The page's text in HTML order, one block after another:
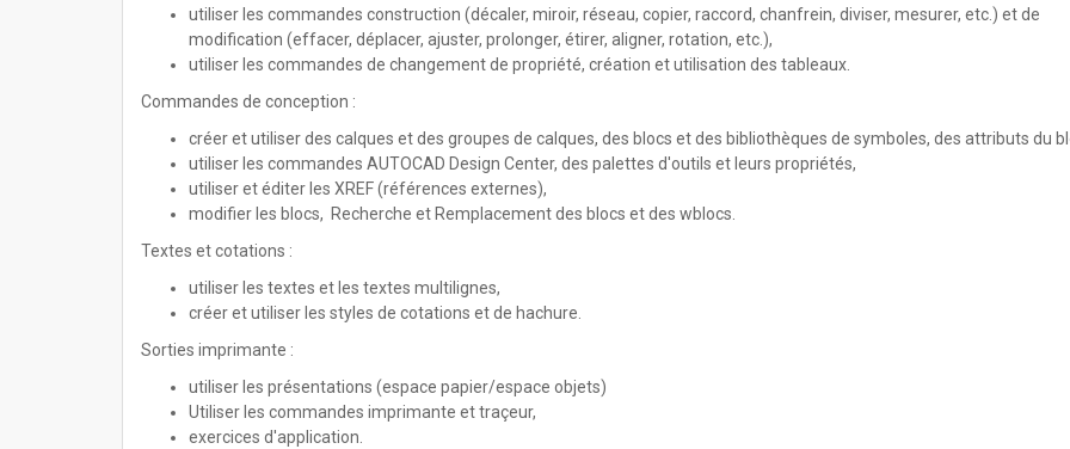
utiliser les commandes construction (décaler, miroir, réseau, copier, raccord, chanfrein, diviser, mesurer, etc.) et de
modification (effacer, déplacer, ajuster, prolonger, étirer, aligner, rotation, etc.),
utiliser les commandes de changement de propriété, création et utilisation des tableaux.
Commandes de conception :
créer et utiliser des calques et des groupes de calques, des blocs et des bibliothèques de symboles, des attributs du
utiliser les commandes AUTOCAD Design Center, des palettes d'outils et leurs propriétés,
utiliser et éditer les XREF (références externes),
modifier les blocs, Recherche et Remplacement des blocs et des wblocs.
Textes et cotations :
utiliser les textes et les textes multilignes,
créer et utiliser les styles de cotations et de hachure.
Sorties imprimante :
utiliser les présentations (espace papier/espace objets)
Utiliser les commandes imprimante et traçeur,
exercices d'application.